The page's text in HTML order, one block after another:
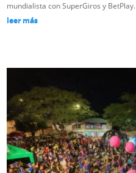
mundialista con SuperGiros y BetPlay.
leer más